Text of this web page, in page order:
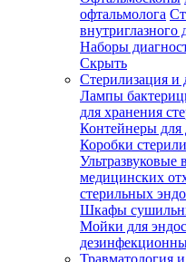
офтальмолога
внутриглазного
Наборы
Скрыть
Стерилизация и
Лампы
для хранения
Контейнеры для
Коробки
медицинских
стерильных
Шкафы
Мойки для
Травматология